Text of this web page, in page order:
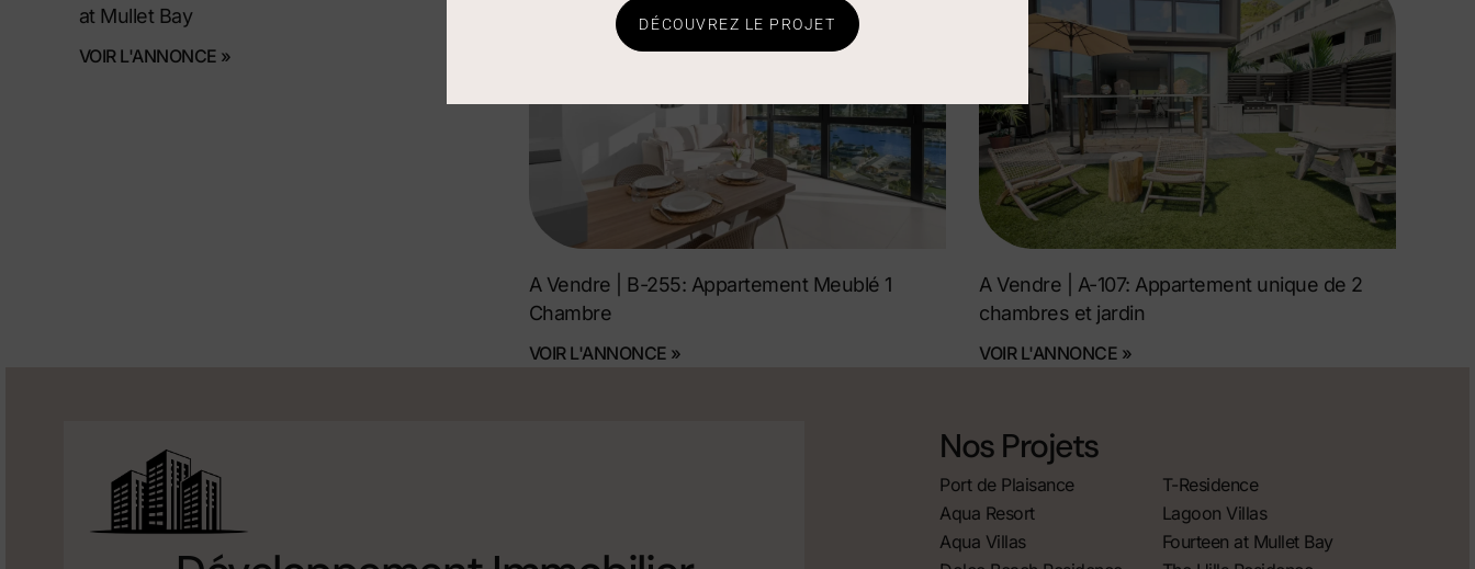
at Mullet Bay
VOIR L'ANNONCE »
A Vendre | B-255: Appartement Meublé 1
Chambre
VOIR L'ANNONCE »
A Vendre | A-107: Appartement unique de 2
chambres et jardin
VOIR L'ANNONCE »
Nos Projets
Port de Plaisance
Aqua Resort
Aqua Villas
T-Residence
Lagoon Villas
Fourteen at Mullet Bay
DÉCOUVREZ LE PROJET